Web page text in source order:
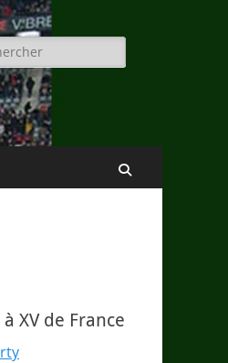
:
à XV de France